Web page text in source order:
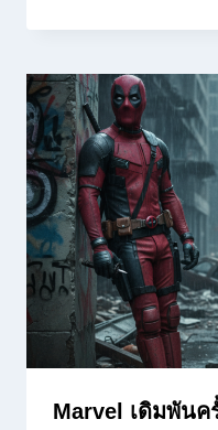
Marvel เดิมพันค